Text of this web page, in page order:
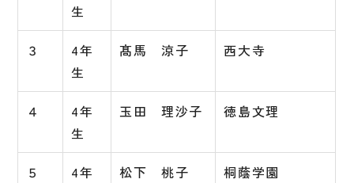
生
３
4年
生
髙馬 涼子 西大寺
４
4年
生
玉田 理沙子 徳島文理
５
4年
松下 桃子 桐蔭学園